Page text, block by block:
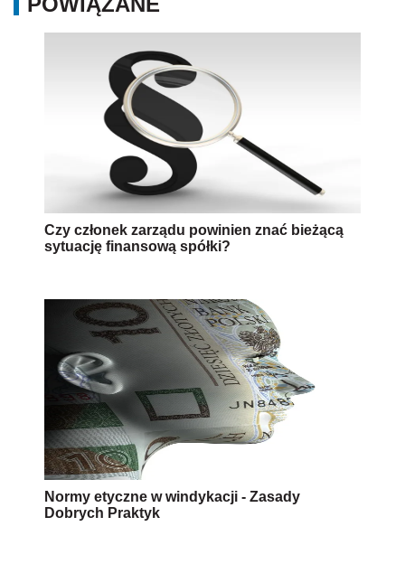
Czy członek zarządu powinien znać bieżącą
sytuację finansową spółki?
Normy etyczne w windykacji - Zasady
Dobrych Praktyk